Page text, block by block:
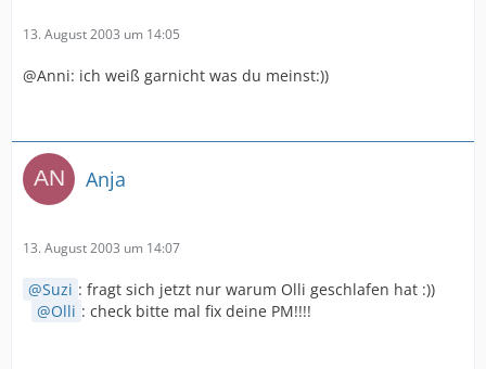
13. August 2003 um 14:05
@Anni: ich weiß garnicht was du meinst:))
Anja
13. August 2003 um 14:07
Suzi : fragt sich jetzt nur warum Olli geschlafen hat :))
Olli : check bitte mal fix deine PM!!!!